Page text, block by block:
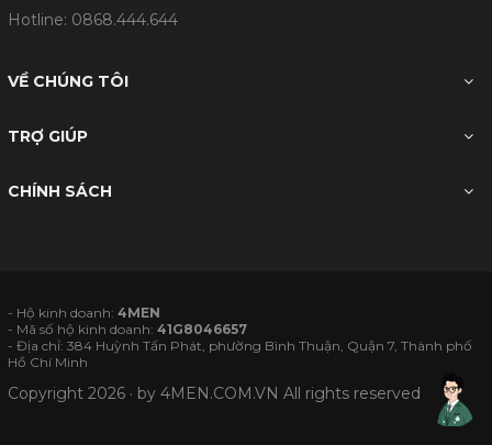
Hotline: 0868.444.644
VỀ CHÚNG TÔI
TRỢ GIÚP
CHÍNH SÁCH
- Hộ kinh doanh:4MEN
- Mã số hộ kinh doanh:41G8046657
- Địa chỉ: 384 Huỳnh Tấn Phát, phường Bình Thuận, Quận 7, Thành phố
Hồ Chí Minh
Copyright 2026 · by4MEN.COM.VN All rights reserved